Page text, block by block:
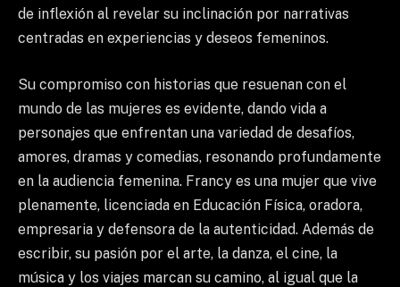
de inflexión al revelar su inclinación por narrativas
centradas en experiencias y deseos femeninos.
Su compromiso con historias que resuenan con el
mundo de las mujeres es evidente, dando vida a
personajes que enfrentan una variedad de desafíos,
amores, dramas y comedias, resonando profundamente
en la audiencia femenina. Francy es una mujer que vive
plenamente, licenciada en Educación Física, oradora,
empresaria y defensora de la autenticidad. Además de
escribir, su pasión por el arte, la danza, el cine, la
música y los viajes marcan su camino, al igual que la